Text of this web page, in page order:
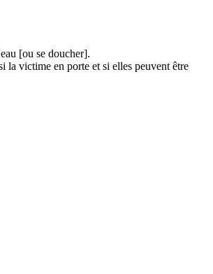
[ou se doucher].
victime en porte et si elles peuvent être